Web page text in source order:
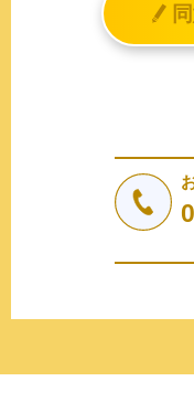
その他の記述等によ
情報（個人識別情報
a.応募者等からの
b.本ウェブサイト
3. プライバシー尊重